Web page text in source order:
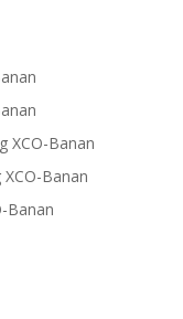
XCO-Banan
Banan
Banan